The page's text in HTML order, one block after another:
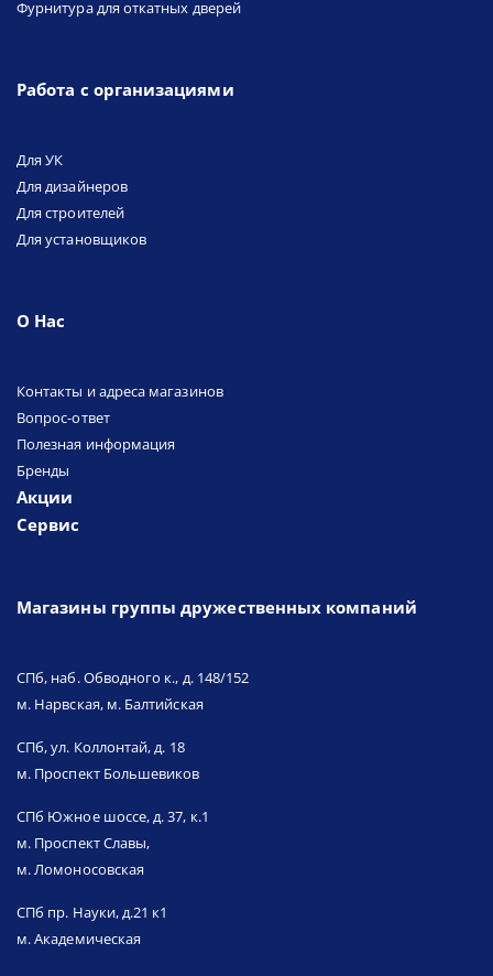
Фурнитура для откатных дверей
Работа с организациями
Для УК
Для дизайнеров
Для строителей
Для установщиков
О Нас
Контакты и адреса магазинов
Вопрос-ответ
Полезная информация
Бренды
Акции
Сервис
Магазины группы дружественных компаний
СПб, наб. Обводного к., д. 148/152
м. Нарвская, м. Балтийская
СПб, ул. Коллонтай, д. 18
м. Проспект Большевиков
СПб Южное шоссе, д. 37, к.1
м. Проспект Славы,
м. Ломоносовская
СПб пр. Науки, д.21 к1
м. Академическая